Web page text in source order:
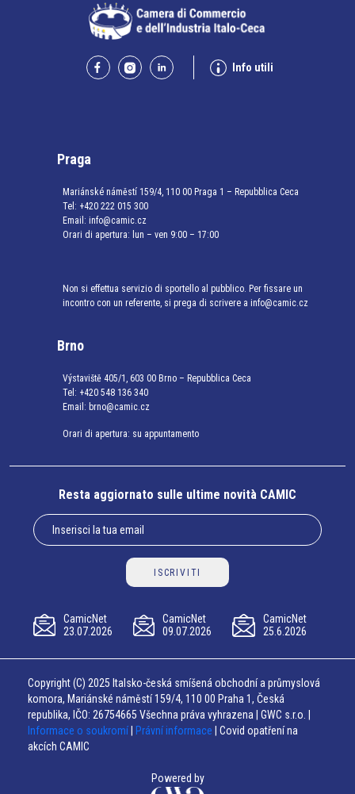
Info utili
Praga
Mariánské náměstí 159/4, 110 00 Praga 1 – Repubblica Ceca
Tel: +420 222 015 300
Email: info@camic.cz
Orari di apertura: lun – ven 9:00 – 17:00
Non si effettua servizio di sportello al pubblico. Per fissare un
incontro con un referente, si prega di scrivere a info@camic.cz
Brno
Výstaviště 405/1, 603 00 Brno – Repubblica Ceca
Tel: +420 548 136 340
Email: brno@camic.cz
Orari di apertura: su appuntamento
Resta aggiornato sulle ultime novità CAMIC
ISCRIVITI
CamicNet
23.07.2026
CamicNet
09.07.2026
CamicNet
25.6.2026
Copyright (C) 2025 Italsko-česká smíšená obchodní a průmyslová
komora, Mariánské náměstí 159/4, 110 00 Praha 1, Česká
republika, IČO: 26754665 Všechna práva vyhrazena | GWC s.r.o. |
Informace o soukromí
Právní informace | Covid opatření na
akcích CAMIC
Powered by